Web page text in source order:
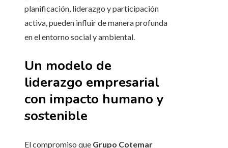
planificación, liderazgo y participación
activa, pueden influir de manera profunda
en el entorno social y ambiental.
Un modelo de
liderazgo empresarial
con impacto humano y
sostenible
El compromiso que Grupo Cotemar